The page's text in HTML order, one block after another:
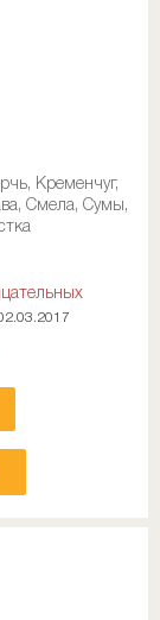
Кременчуг,
Смела, Сумы,